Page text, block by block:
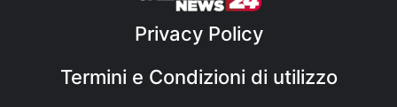
Privacy Policy
Termini e Condizioni di utilizzo